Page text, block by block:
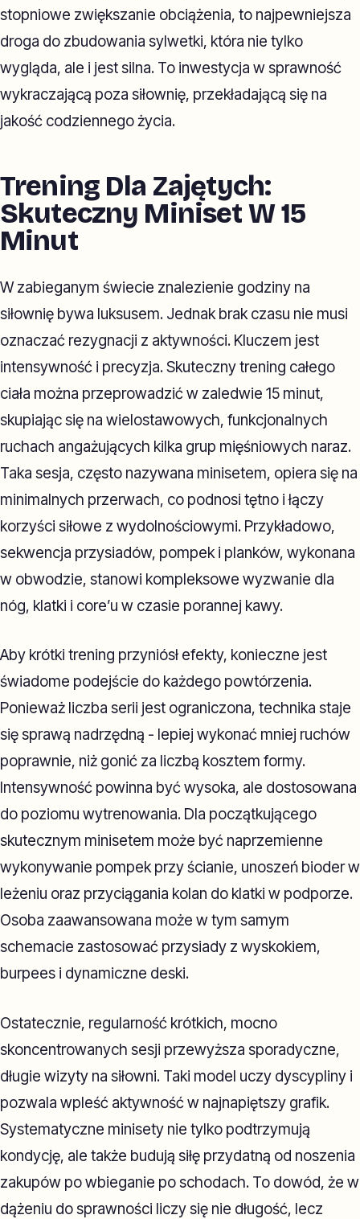
stopniowe zwiększanie obciążenia, to najpewniejsza
droga do zbudowania sylwetki, która nie tylko
wygląda, ale i jest silna. To inwestycja w sprawność
wykraczającą poza siłownię, przekładającą się na
jakość codziennego życia.
Trening Dla Zajętych:
Skuteczny Miniset W 15
Minut
W zabieganym świecie znalezienie godziny na
siłownię bywa luksusem. Jednak brak czasu nie musi
oznaczać rezygnacji z aktywności. Kluczem jest
intensywność i precyzja. Skuteczny trening całego
ciała można przeprowadzić w zaledwie 15 minut,
skupiając się na wielostawowych, funkcjonalnych
ruchach angażujących kilka grup mięśniowych naraz.
Taka sesja, często nazywana minisetem, opiera się na
minimalnych przerwach, co podnosi tętno i łączy
korzyści siłowe z wydolnościowymi. Przykładowo,
sekwencja przysiadów, pompek i planków, wykonana
w obwodzie, stanowi kompleksowe wyzwanie dla
nóg, klatki i core’u w czasie porannej kawy.
Aby krótki trening przyniósł efekty, konieczne jest
świadome podejście do każdego powtórzenia.
Ponieważ liczba serii jest ograniczona, technika staje
się sprawą nadrzędną - lepiej wykonać mniej ruchów
poprawnie, niż gonić za liczbą kosztem formy.
Intensywność powinna być wysoka, ale dostosowana
do poziomu wytrenowania. Dla początkującego
skutecznym minisetem może być naprzemienne
wykonywanie pompek przy ścianie, unoszeń bioder w
leżeniu oraz przyciągania kolan do klatki w podporze.
Osoba zaawansowana może w tym samym
schemacie zastosować przysiady z wyskokiem,
burpees i dynamiczne deski.
Ostatecznie, regularność krótkich, mocno
skoncentrowanych sesji przewyższa sporadyczne,
długie wizyty na siłowni. Taki model uczy dyscypliny i
pozwala wpleść aktywność w najnapiętszy grafik.
Systematyczne minisety nie tylko podtrzymują
kondycję, ale także budują siłę przydatną od noszenia
zakupów po wbieganie po schodach. To dowód, że w
dążeniu do sprawności liczy się nie długość, lecz